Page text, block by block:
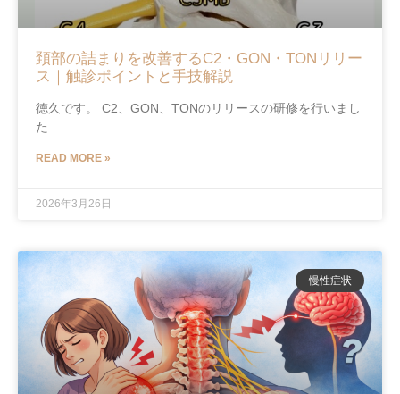
頚部の詰まりを改善するC2・GON・TONリリー
ス｜触診ポイントと手技解説
徳久です。 C2、GON、TONのリリースの研修を行いまし
た
READ MORE »
2026年3月26日
慢性症状